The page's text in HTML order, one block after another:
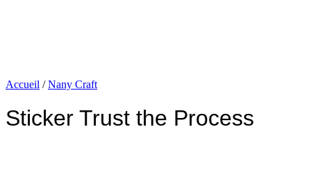
Accueil / Nany Craft
Sticker Trust the Process